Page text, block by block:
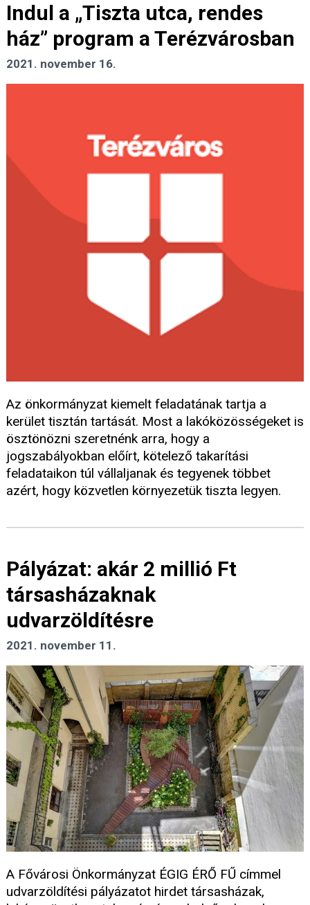
Indul a „Tiszta utca, rendes
ház” program a Terézvárosban
2021. november 16.
Az önkormányzat kiemelt feladatának tartja a
kerület tisztán tartását. Most a lakóközösségeket is
ösztönözni szeretnénk arra, hogy a
jogszabályokban előírt, kötelező takarítási
feladataikon túl vállaljanak és tegyenek többet
azért, hogy közvetlen környezetük tiszta legyen.
Pályázat: akár 2 millió Ft
társasházaknak
udvarzöldítésre
2021. november 11.
A Fővárosi Önkormányzat ÉGIG ÉRŐ FŰ címmel
udvarzöldítési pályázatot hirdet társasházak,